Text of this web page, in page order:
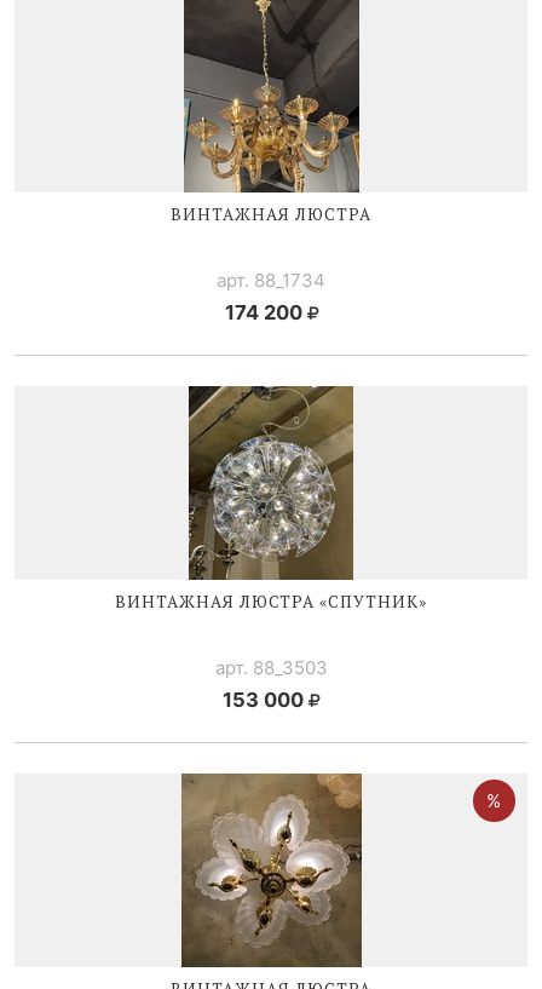
ВИНТАЖНАЯ ЛЮСТРА
арт. 88_1734
174 200
ВИНТАЖНАЯ ЛЮСТРА «СПУТНИК»
арт. 88_3503
153 000